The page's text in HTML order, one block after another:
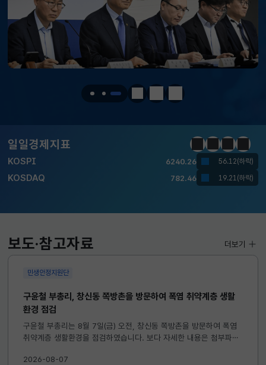
정지 이전 다음
일일경제지표
달러-원 1420.9000 2.9000(하락)
KOSPI 6240.26 56.12(하락)
KOSDAQ 782.46 19.21(하락)
KOSPI 6240.26 56.12(하락)
KOSDAQ 782.46 19.21(하락)
국고채(3년)
정지이전다음일일경
보도·참고자료
민생안정지원단
구윤철 부총리, 창신동 쪽방촌을 방문하여 폭염 취약계층 생활
환경 점검
구윤철 부총리는 8월 7일(금) 오전, 창신동 쪽방촌을 방문하여 폭염
취약계층 생활환경을 점검하였습니다. 보다 자세한 내용은 첨부파일
2026-08-07
더보기